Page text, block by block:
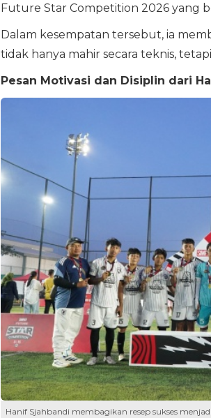
Future Star Competition 2026 yang
Dalam kesempatan tersebut, ia
tidak hanya mahir secara teknis,
Pesan Motivasi dan Disiplin dari
Hanif Sjahbandi membagikan resep sukses